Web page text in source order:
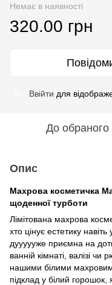
Немає в наявності
320.00 грн
Ввійти для
До обраного
Опис
Махрова косметичка
щоденної турботи
Лімітована махрова
хто цінує естетику
дуууууже приємна на
ванній кімнаті, валізі чи
нашими білими
підклад у білий